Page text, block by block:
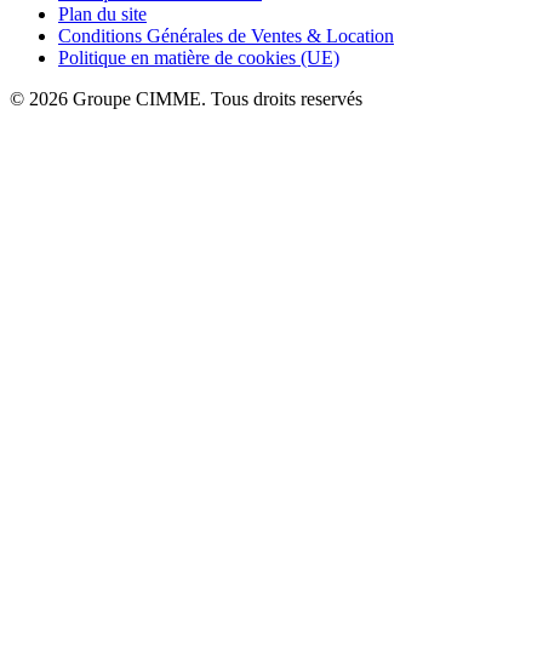
Plan du site
Conditions Générales de Ventes & Location
Politique en matière de cookies (UE)
© 2026 Groupe CIMME. Tous droits reservés